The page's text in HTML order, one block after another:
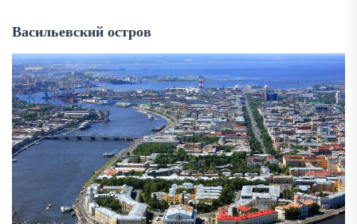
Васильевский остров